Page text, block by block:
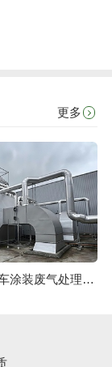
更多
深圳开沃汽车涂装废气处理工程